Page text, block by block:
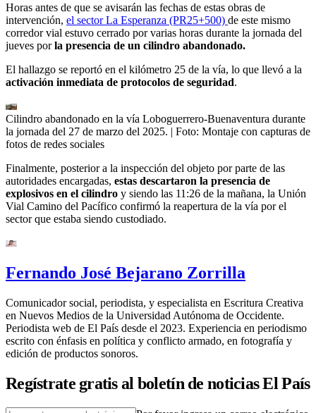
Horas antes de que se avisarán las fechas de estas obras de
intervención, el sector La Esperanza (PR25+500) de este mismo
corredor vial estuvo cerrado por varias horas durante la jornada del
jueves porla presencia de un cilindro abandonado.
El hallazgo se reportó en el kilómetro 25 de la vía, lo que llevó a la
activación inmediata de protocolos de seguridad.
Cilindro abandonado en la vía Loboguerrero-Buenaventura durante
la jornada del 27 de marzo del 2025. | Foto: Montaje con capturas de
fotos de redes sociales
Finalmente, posterior a la inspección del objeto por parte de las
autoridades encargadas, estas descartaron la presencia de
explosivos en el cilindro y siendo las 11:26 de la mañana, la Unión
Vial Camino del Pacífico confirmó la reapertura de la vía por el
sector que estaba siendo custodiado.
Fernando José Bejarano Zorrilla
Comunicador social, periodista, y especialista en Escritura Creativa
en Nuevos Medios de la Universidad Autónoma de Occidente.
Periodista web de El País desde el 2023. Experiencia en periodismo
escrito con énfasis en política y conflicto armado, en fotografía y
edición de productos sonoros.
Regístrate gratis al boletín de noticias El País